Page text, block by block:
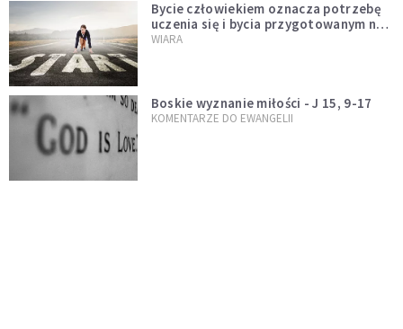
Bycie człowiekiem oznacza potrzebę
uczenia się i bycia przygotowanym na
nowość każdej sytuacji
WIARA
Boskie wyznanie miłości - J 15, 9-17
KOMENTARZE DO EWANGELII